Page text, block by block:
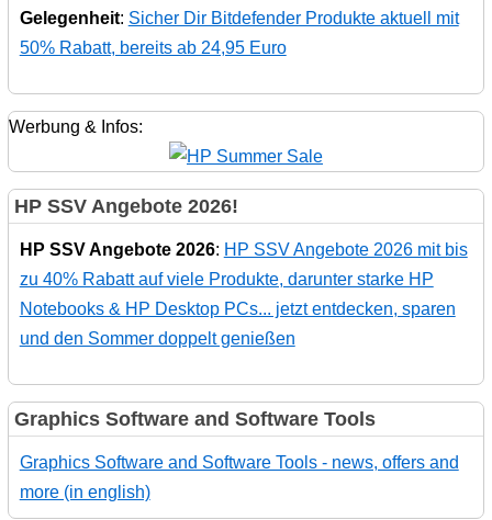
Gelegenheit: Sicher Dir Bitdefender Produkte aktuell mit
50% Rabatt, bereits ab 24,95 Euro
Werbung & Infos:
HP SSV Angebote 2026!
HP SSV Angebote 2026: HP SSV Angebote 2026 mit bis
zu 40% Rabatt auf viele Produkte, darunter starke HP
Notebooks & HP Desktop PCs... jetzt entdecken, sparen
und den Sommer doppelt genießen
Graphics Software and Software Tools
Graphics Software and Software Tools - news, offers and
more (in english)